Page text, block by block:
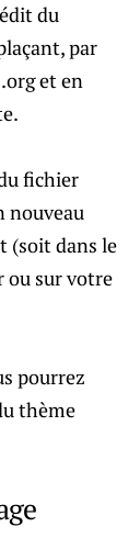
du
par
et en
fichier
nouveau
(soit dans le
ou sur votre
pourrez
thème